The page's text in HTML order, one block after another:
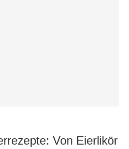
Von Eierlikör